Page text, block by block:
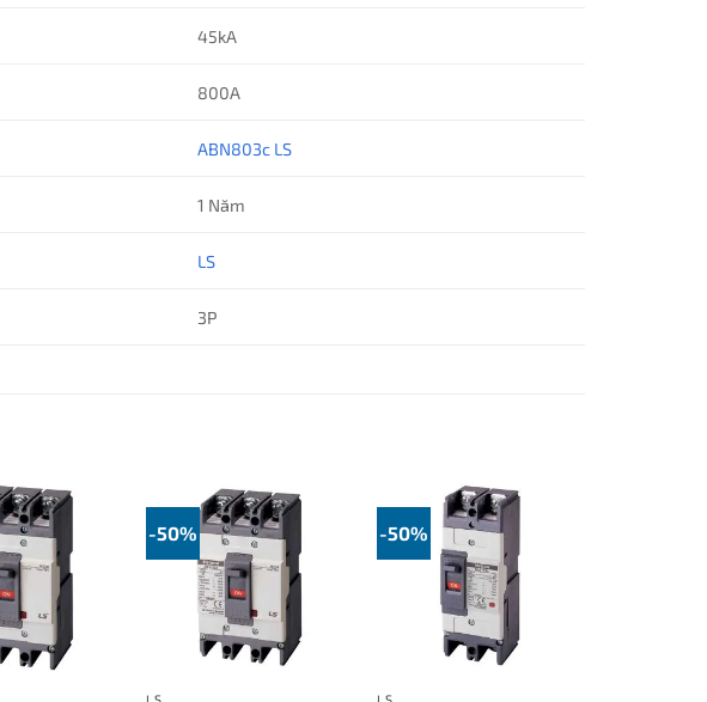
45kA
800A
ABN803c LS
1 Năm
LS
3P
-50% -50%